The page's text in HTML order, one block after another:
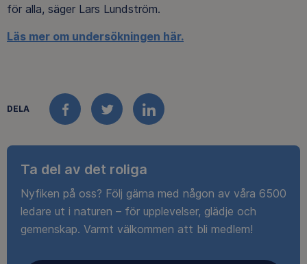
för alla, säger Lars Lundström.
Läs mer om undersökningen här.
DELA
FACEBOOKTWITTERLINKEDIN
Ta del av det roliga
Nyfiken på oss? Följ gärna med någon av våra 6500
ledare ut i naturen – för upplevelser, glädje och
gemenskap. Varmt välkommen att bli medlem!